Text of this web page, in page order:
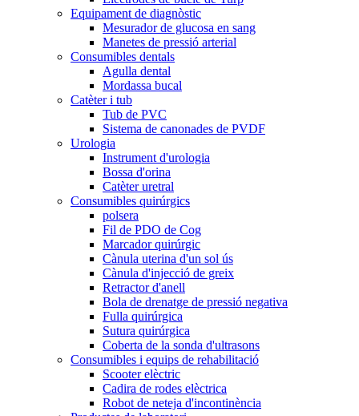
Equipament de diagnòstic
Mesurador de glucosa en sang
Manetes de pressió arterial
Consumibles dentals
Agulla dental
Mordassa bucal
Catèter i tub
Tub de PVC
Sistema de canonades de PVDF
Urologia
Instrument d'urologia
Bossa d'orina
Catèter uretral
Consumibles quirúrgics
polsera
Fil de PDO de Cog
Marcador quirúrgic
Cànula uterina d'un sol ús
Cànula d'injecció de greix
Retractor d'anell
Bola de drenatge de pressió negativa
Fulla quirúrgica
Sutura quirúrgica
Coberta de la sonda d'ultrasons
Consumibles i equips de rehabilitació
Scooter elèctric
Cadira de rodes elèctrica
Robot de neteja d'incontinència